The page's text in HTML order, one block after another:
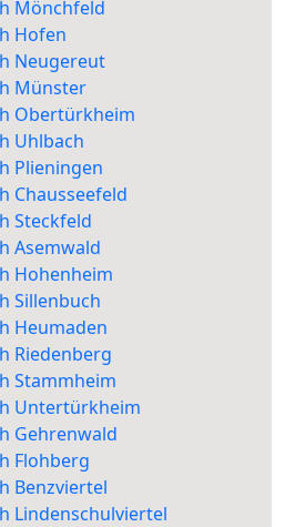
Mönchfeld
Hofen
Neugereut
Münster
Obertürkheim
Uhlbach
Plieningen
Chausseefeld
Steckfeld
Asemwald
Hohenheim
Sillenbuch
Heumaden
Riedenberg
Stammheim
Untertürkheim
Gehrenwald
Flohberg
Benzviertel
Lindenschulviertel